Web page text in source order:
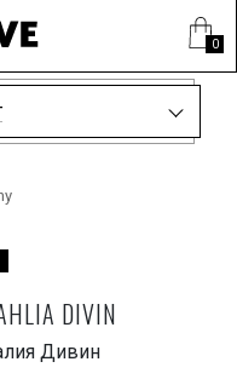
0
DIVIN
Дивин